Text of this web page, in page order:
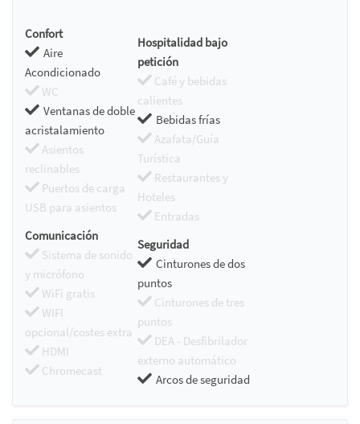
Confort
Aire
Acondicionado
WC
Ventanas de doble
acristalamiento
Asientos
reclinables
Puertos de carga
USB para asientos
Hospitalidad bajo
petición
Café y bebidas
calientes
Bebidas frías
Azafata/Guía
Turística
Restaurantes y
Hoteles
Entradas
Comunicación
Sistema de sonido
y micrófono
WiFi gratis
WIFI
opcional/costes extra
HDMI
Chromecast
Seguridad
Cinturones de dos
puntos
Cinturones de tres
puntos
DEA - Desfibrilador
externo automático
Arcos de seguridad